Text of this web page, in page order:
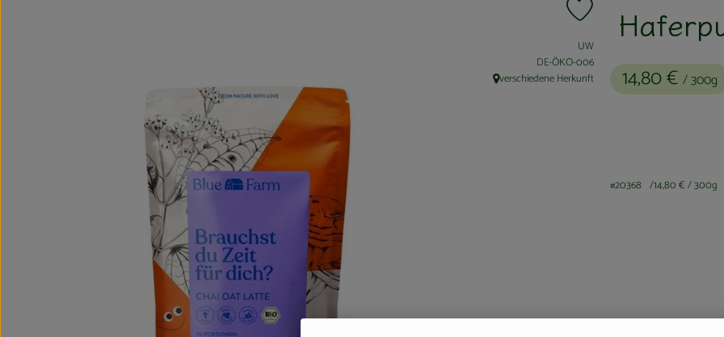
14,80 € / 300g
Produkt zu Favouriten
, Verband:
UW
, Kontrollstelle:
DE-ÖKO-006
, Herkunft:
verschiedene Herkunft
#20368 14,80 €/ 300g